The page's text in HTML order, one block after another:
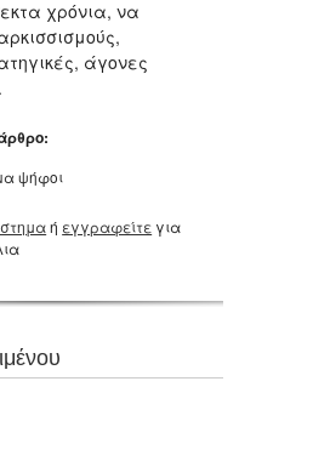
χρόνια, να
άγονες
ψήφοι
ή εγγραφείτε για